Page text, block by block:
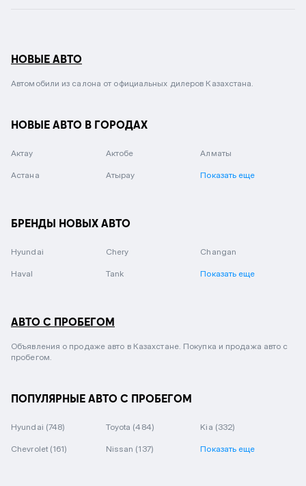
НОВЫЕ АВТО
Автомобили из салона от официальных дилеров Казахстана.
НОВЫЕ АВТО В ГОРОДАХ
Актау Актобе Алматы
Астана Атырау Показать еще
БРЕНДЫ НОВЫХ АВТО
Hyundai Chery Changan
Haval Tank Показать еще
АВТО С ПРОБЕГОМ
Объявления о продаже авто в Казахстане. Покупка и продажа авто с
пробегом.
ПОПУЛЯРНЫЕ АВТО С ПРОБЕГОМ
Hyundai (748) Toyota (484) Kia (332)
Chevrolet (161) Nissan (137) Показать еще